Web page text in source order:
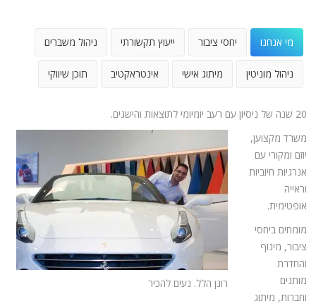
מי אנחנו יחסי ציבור ייעוץ תקשורתי ניהול משברים
ניהול מוניטין מיתוג אישי אינטראקטיב תוכן שיווקי
20 שנה של ניסיון עם רעב יומיומי לתוצאות והישגים.
רונן הלל. נעים להכיר
משרד מקצוען,
יוזם ומקורי עם
אנרגיות חיוביות
וראייה
אופטימית.
מומחים ביחסי
ציבור, מינוף
והחדרת
מותגים
וחברות, מיתוג